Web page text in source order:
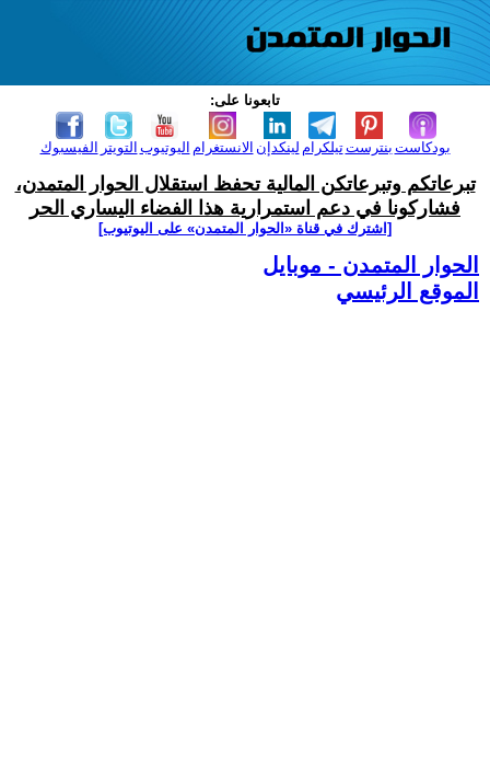
تابعونا على:
الفيسبوك التويتر اليوتيوب الانستغرام لينكدإن تيلكرامبنترست بودكاست
تبرعاتكم وتبرعاتكن المالية تحفظ استقلال الحوار المتمدن،
فشاركونا في دعم استمرارية هذا الفضاء اليساري الحر
[اشترك في قناة ‫«الحوار المتمدن» على اليوتيوب]
الحوار المتمدن - موبايل
الموقع الرئيسي